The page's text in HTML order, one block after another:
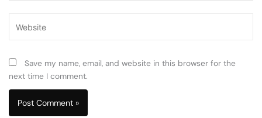
Save my name, email, and website in this browser for the
next time I comment.